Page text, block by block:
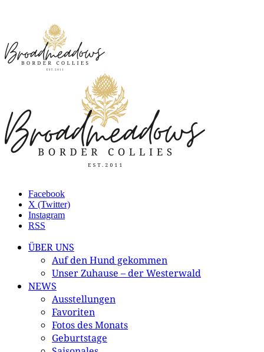
Facebook
X (Twitter)
Instagram
RSS
ÜBER UNS
Auf den Hund gekommen
Unser Zuhause – der Westerwald
NEWS
Ausstellungen
Favoriten
Fotos des Monats
Geburtstage